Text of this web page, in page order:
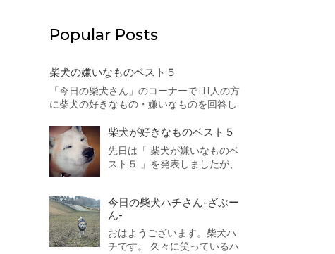
Popular Posts
柴犬の嫌いなものベスト５
「今日の柴犬さん」のコーナーで111人の方
に柴犬の好きなもの・嫌いなものを回答し
ましたので、まずは柴犬の嫌いなものベス
ト５を発表したいと思います。 それでは発
表致します。 第5位は・・・・・・・・・
猫 散歩の途中でよく出会...
柴犬が好きなものベスト５
先日は「 柴犬が嫌いなものベ
スト５ 」を発表しましたが、
ます。 それでは発表致しま
す。 第5位
は・・・・・・・・・ 車でお
出かけ 靴下 人間 同得票数が３
今日の柴犬ハチさん-ざぶー
ん-
おはようございます。柴犬ハ
チです。 久々に笑っているハ